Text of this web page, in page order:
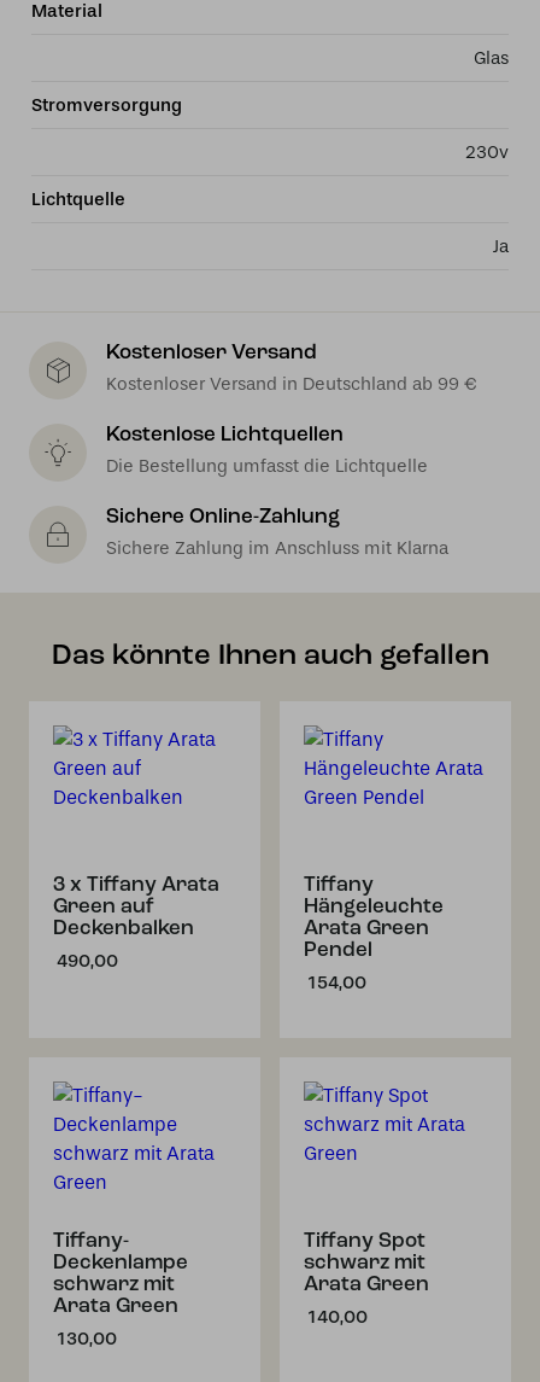
Material
Glas
Stromversorgung
230v
Lichtquelle
Ja
Kostenloser Versand
Kostenloser Versand in Deutschland ab 99 €
Kostenlose Lichtquellen
Die Bestellung umfasst die Lichtquelle
Sichere Online-Zahlung
Sichere Zahlung im Anschluss mit Klarna
Das könnte Ihnen auch gefallen
3 x Tiffany Arata
Green auf
Deckenbalken
490,00
Tiffany
Hängeleuchte
Arata Green
Pendel
154,00
Tiffany-
Deckenlampe
schwarz mit
Arata Green
130,00
Tiffany Spot
schwarz mit
Arata Green
140,00